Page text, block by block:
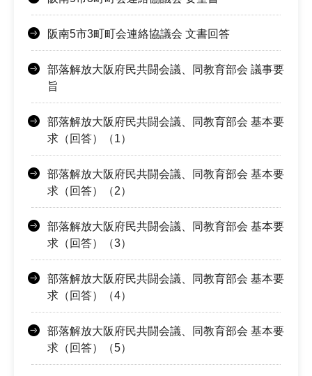
阪南5市3町町会連絡協議会 文書回答
部落解放大阪府民共闘会議、同教育部会 議事要
旨
部落解放大阪府民共闘会議、同教育部会 基本要
求（回答）（1）
部落解放大阪府民共闘会議、同教育部会 基本要
求（回答）（2）
部落解放大阪府民共闘会議、同教育部会 基本要
求（回答）（3）
部落解放大阪府民共闘会議、同教育部会 基本要
求（回答）（4）
部落解放大阪府民共闘会議、同教育部会 基本要
求（回答）（5）